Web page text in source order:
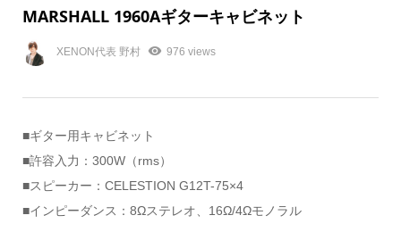
MARSHALL 1960Aギターキャビネット
XENON代表 野村 976 views
■ギター用キャビネット
■許容入力：300W（rms）
■スピーカー：CELESTION G12T-75×4
■インピーダンス：8Ωステレオ、16Ω/4Ωモノラル